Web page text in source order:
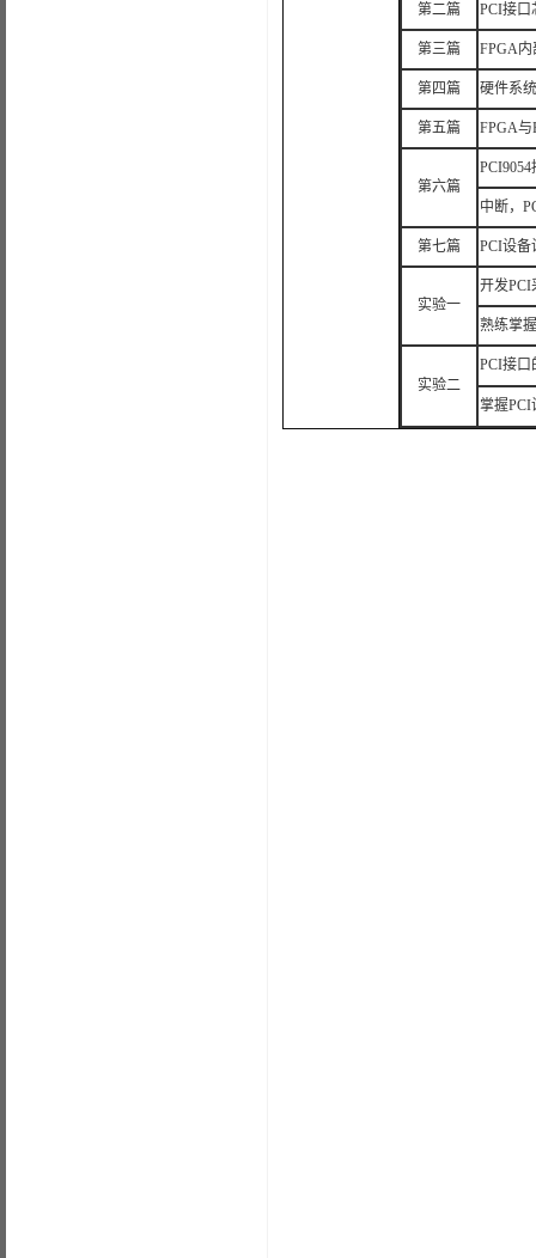
第二篇 PCI接口
第三篇 FPGA
第四篇 硬件系
第五篇 FPGA与
第六篇
中断，
第七篇 PCI设备
实验一
开发PCI
熟练掌
实验二
PCI接口
掌握PCI